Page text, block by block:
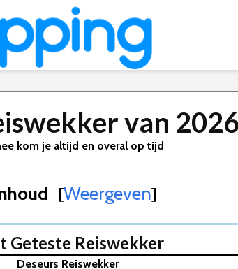
van 2026
kom je altijd en overal op tijd
[Weergeven]
Geteste Reiswekker
Deseurs Reiswekker